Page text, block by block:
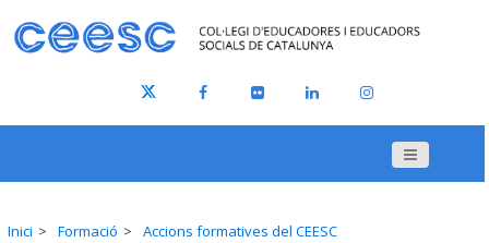
Inici Formació Accions formatives del CEESC